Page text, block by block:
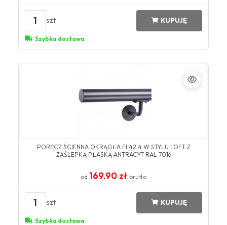
1 szt KUPUJĘ
Szybka dostawa
​PORĘCZ ŚCIENNA OKRĄGŁA FI 42,4 W STYLU LOFT Z
ZAŚLEPKĄ PŁASKĄ ANTRACYT ​RAL 7016​
od 169.90 zł brutto
1 szt KUPUJĘ
Szybka dostawa